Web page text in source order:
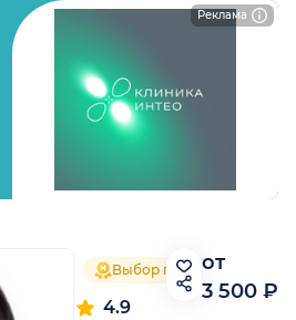
Выбор пациентов 2025
4.9
от
3 500 ₽
Реклама